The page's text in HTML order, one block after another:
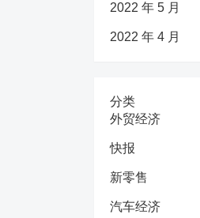
2022 年 5 月
2022 年 4 月
分类
外贸经济
快报
新零售
汽车经济